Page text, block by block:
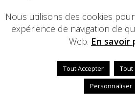
AOC Côtes de Bergerac Moelleux
72,00€–432,00€
© 2024 - Une réalisation
légales
Nous utilisons des cookies
expérience de navigation de
Web. En savoir
Tout Accepter
Tout
Personnaliser